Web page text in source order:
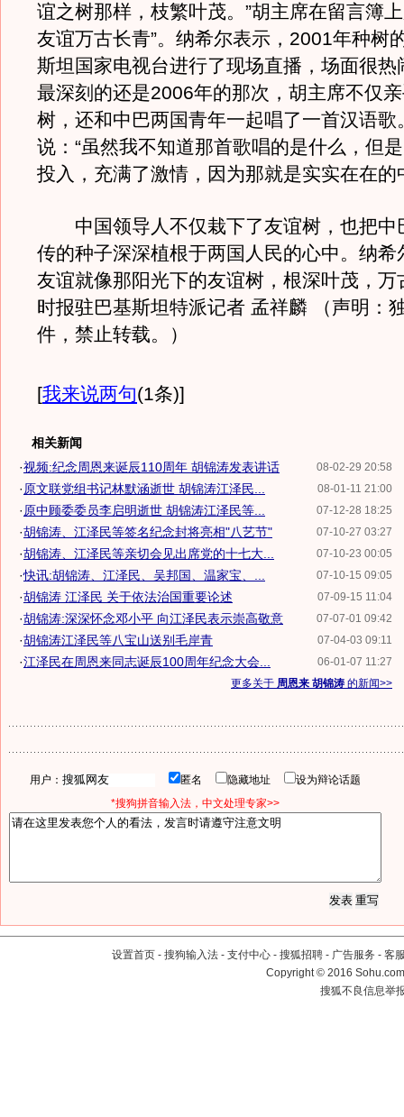
谊之树那样，枝繁叶茂。”胡主席在留言簿
友谊万古长青”。纳希尔表示，2001年种树
斯坦国家电视台进行了现场直播，场面很热
最深刻的还是2006年的那次，胡主席不仅
树，还和中巴两国青年一起唱了一首汉语歌
说：“虽然我不知道那首歌唱的是什么，但
投入，充满了激情，因为那就是实实在在的
中国领导人不仅栽下了友谊树，也把中
传的种子深深植根于两国人民的心中。纳希
友谊就像那阳光下的友谊树，根深叶茂，万
时报驻巴基斯坦特派记者 孟祥麟 （声明：
件，禁止转载。）
[我来说两句(1条)]
相关新闻
08-02-29 20:58
·视频:纪念周恩来诞辰110周年 胡锦涛发表讲话
08-01-11 21:00
· 原文联党组书记林默涵逝世 胡锦涛江泽民...
07-12-28 18:25
· 原中顾委委员李启明逝世 胡锦涛江泽民等...
07-10-27 03:27
·胡锦涛、江泽民等签名纪念封将亮相"八艺节"
07-10-23 00:05
·胡锦涛、江泽民等亲切会见出席党的十七大...
07-10-15 09:05
·快讯:胡锦涛、江泽民、吴邦国、温家宝、...
07-09-15 11:04
·胡锦涛 江泽民 关于依法治国重要论述
07-07-01 09:42
·胡锦涛:深深怀念邓小平 向江泽民表示崇高敬意
07-04-03 09:11
·胡锦涛江泽民等八宝山送别毛岸青
06-01-07 11:27
·江泽民在周恩来同志诞辰100周年纪念大会...
更多关于 周恩来 胡锦涛 的新闻>>
用户： 匿名 隐藏地址
设为辩论话题
*搜狗拼音输入法，中文处理专家>>
设置首页 - 搜狗输入法 - 支付中心 - 搜狐招聘 - 广告服务 - 客
Copyright©2016
搜狐不良信息举